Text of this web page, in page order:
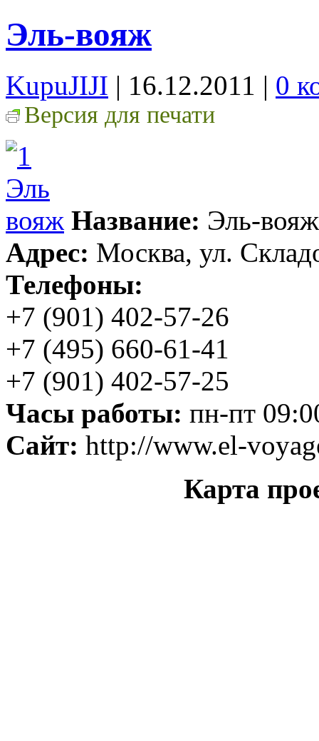
Эль-вояж
KupuJIJI | 16.12.2011 | 0
Версия для печати
Название: Эль-вояж
Адрес: Москва, ул.
Телефоны:
+7 (901) 402-57-26
+7 (495) 660-61-41
+7 (901) 402-57-25
Часы работы: пн-пт
Сайт: http://www.el-
Карта